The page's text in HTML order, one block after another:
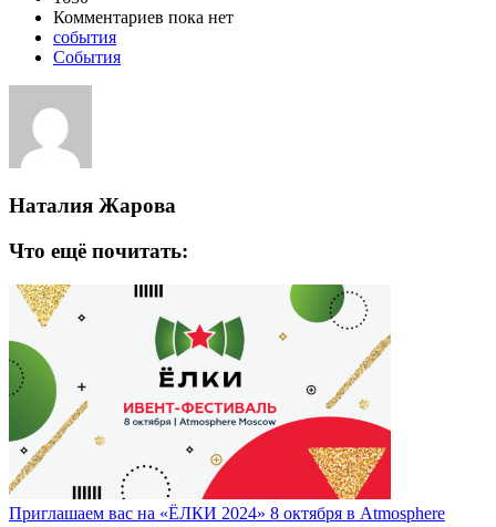
Комментариев пока нет
события
События
Наталия Жарова
Что ещё почитать:
Приглашаем вас на «ЁЛКИ 2024» 8 октября в Atmosphere